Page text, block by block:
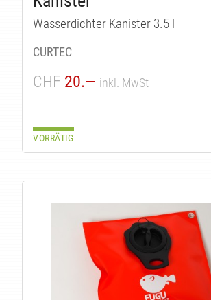
Wasserdichter Kanister 3.5 l
CURTEC
CHF 20.— inkl. MwSt
VORRÄTIG